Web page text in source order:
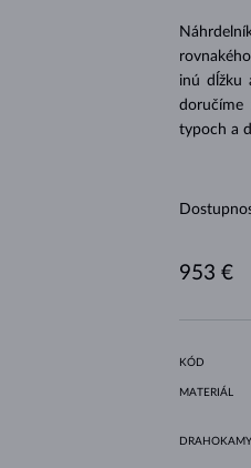
inú dĺžku
doručíme
typoch a
953 €
KÓD
MATERIÁL
DRAHOKAMY